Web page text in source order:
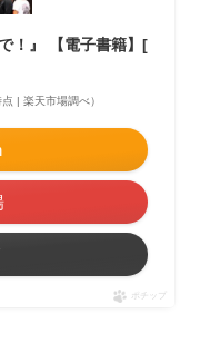
！』 【電子書籍】[
| 楽天市場調べ）
ポチップ